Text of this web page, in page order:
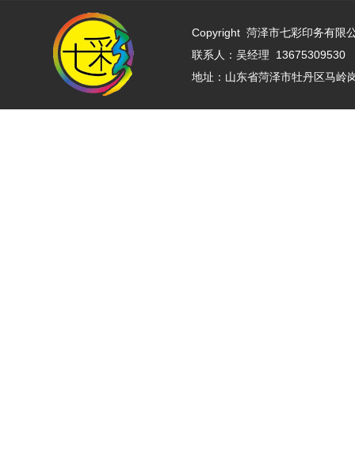
Copyright 菏泽市七彩印务有限
联系人：吴经理
地址：山东省菏泽市牡丹区马